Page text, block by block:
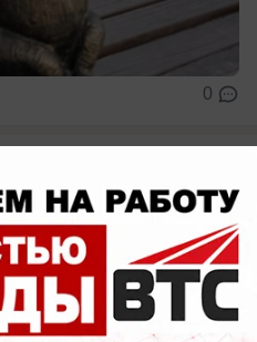
0
из Волжского
и получили